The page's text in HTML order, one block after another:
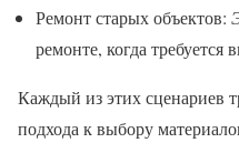
Ремонт старых объектов:
ремонте, когда требуется
Каждый из этих сценариев
подхода к выбору